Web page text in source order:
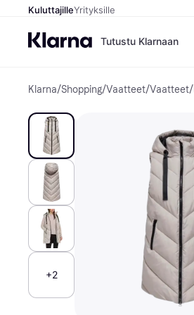
KuluttajilleYrityksille
Tutustu Klarnaan
Klarna/Shopping/Vaatteet/Vaatteet/
+2